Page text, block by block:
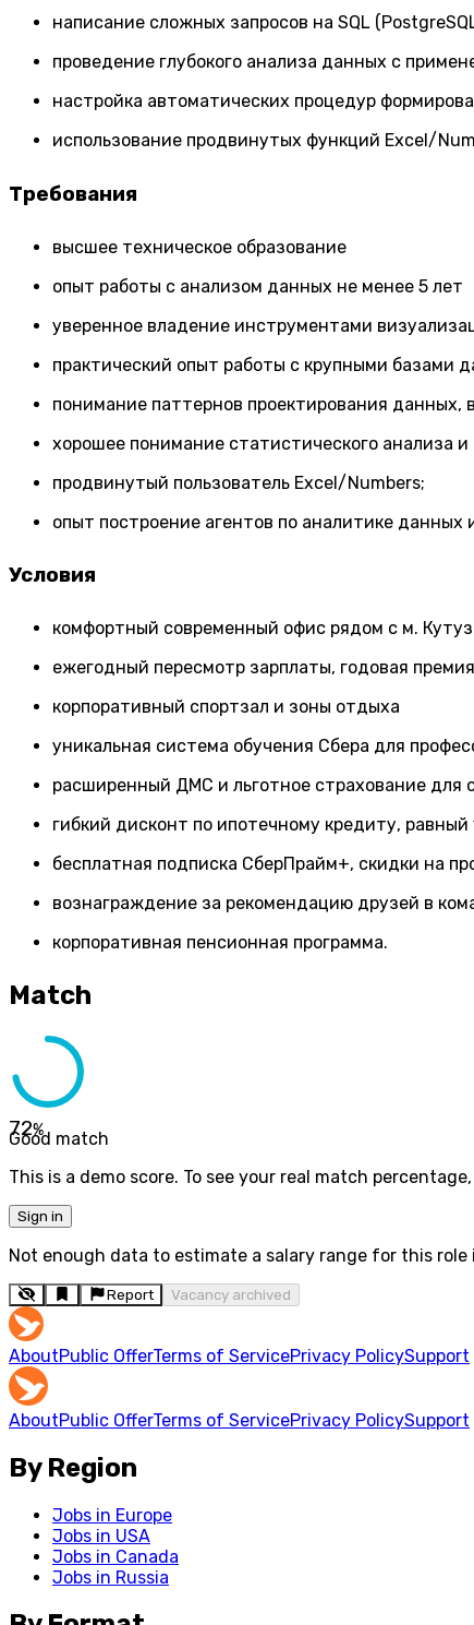
написание сложных запросов на SQL
проведение глубокого анализа данных с
настройка автоматических процедур
использование продвинутых функций Excel/
Требования
высшее техническое образование
опыт работы с анализом данных не менее 5 лет
уверенное владение инструментами
практический опыт работы с крупными базами
понимание паттернов проектирования
хорошее понимание статистического анализа
продвинутый пользователь Excel/Numbers;
опыт построение агентов по аналитике данных
Условия
комфортный современный офис рядом с м.
ежегодный пересмотр зарплаты, годовая премия
корпоративный спортзал и зоны отдыха
уникальная система обучения Сбера для
расширенный ДМС и льготное страхование для
гибкий дисконт по ипотечному кредиту,
бесплатная подписка СберПрайм+, скидки на
вознаграждение за рекомендацию друзей в
корпоративная пенсионная программа.
Match
72%
Good match
This is a demo score. To see your real match
Sign in
Not enough data to estimate a salary range for this
Report Vacancy archived
AboutPublic OfferTerms of ServicePrivacy PolicySupport
AboutPublic OfferTerms of ServicePrivacy PolicySupport
By Region
Jobs in Europe
Jobs in USA
Jobs in Canada
Jobs in Russia